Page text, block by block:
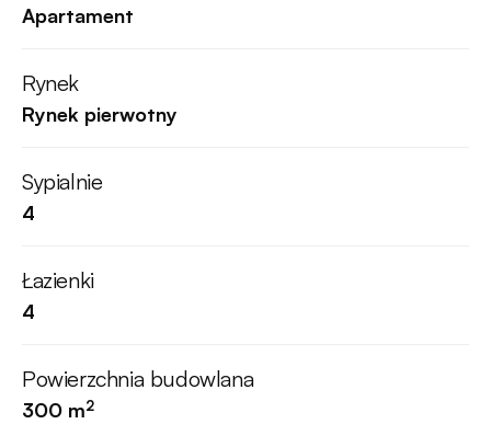
Apartament
Rynek
Rynek pierwotny
Sypialnie
4
Łazienki
4
Powierzchnia budowlana
300 m2